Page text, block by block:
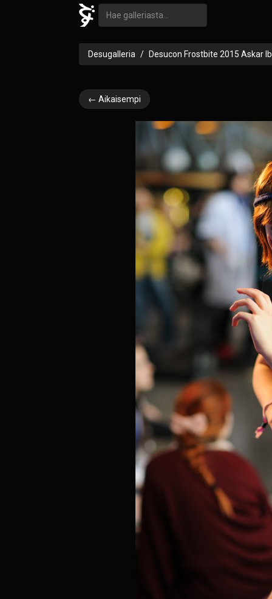
Desugalleria Desucon Frostbite 2015 Askar
← Aikaisempi